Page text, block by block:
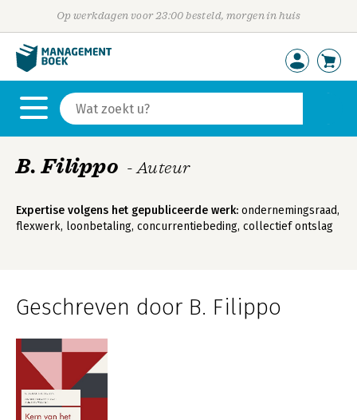
Op werkdagen voor 23:00 besteld, morgen in huis
B. Filippo - Auteur
Expertise volgens het gepubliceerde werk: ondernemingsraad,
flexwerk, loonbetaling, concurrentiebeding, collectief ontslag
Geschreven door B. Filippo